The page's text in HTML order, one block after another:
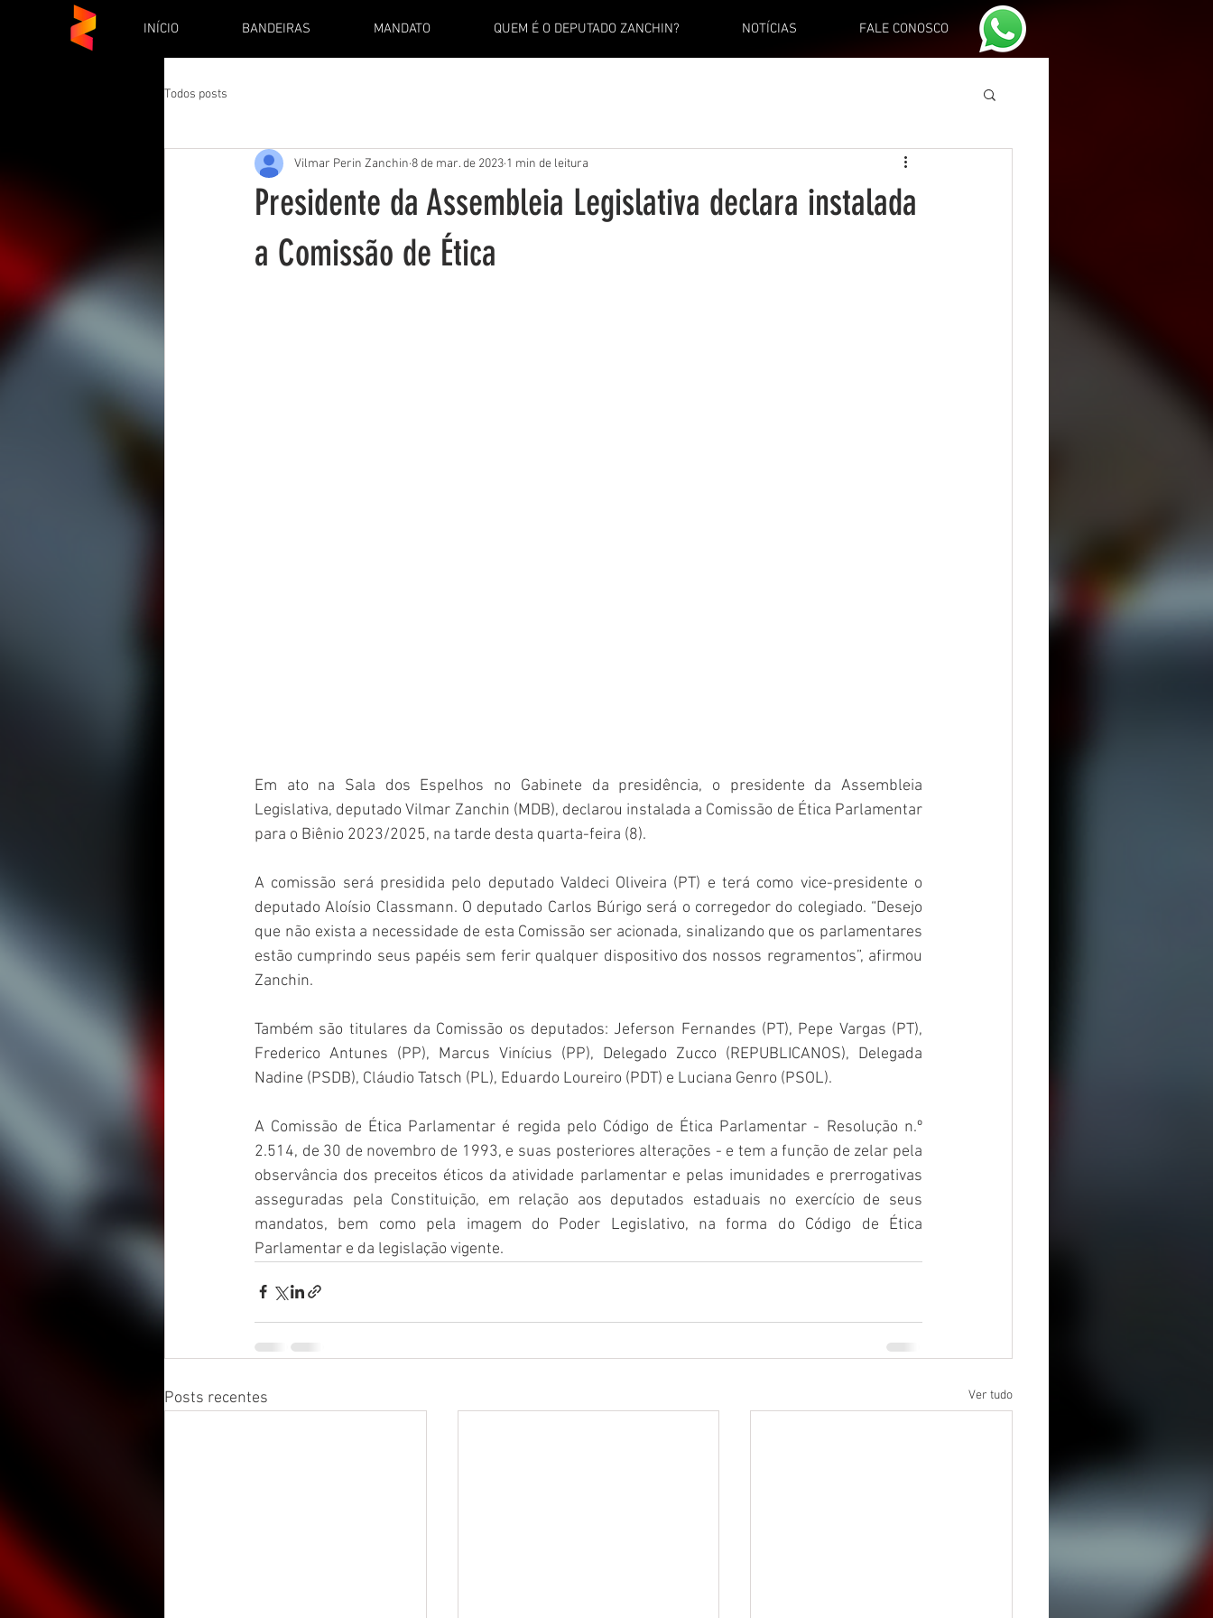
INÍCIO BANDEIRAS MANDATO QUEM É O DEPUTADO ZANCHIN? NOTÍCIAS FALE CONOSCO
Todos posts
Presidente da Assembleia Legislativa declara instalada
a Comissão de Ética
Vilmar Perin Zanchin 8 de mar. de 2023 1 min de leitura
Em ato na Sala dos Espelhos no Gabinete da presidência, o presidente da Assembleia
Legislativa, deputado Vilmar Zanchin (MDB), declarou instalada a Comissão de Ética Parlamentar
para o Biênio 2023/2025, na tarde desta quarta-feira (8).
A comissão será presidida pelo deputado Valdeci Oliveira (PT) e terá como vice-presidente o
deputado Aloísio Classmann. O deputado Carlos Búrigo será o corregedor do colegiado. “Desejo
que não exista a necessidade de esta Comissão ser acionada, sinalizando que os parlamentares
estão cumprindo seus papéis sem ferir qualquer dispositivo dos nossos regramentos”, afirmou
Zanchin.
Também são titulares da Comissão os deputados: Jeferson Fernandes (PT), Pepe Vargas (PT),
Frederico Antunes (PP), Marcus Vinícius (PP), Delegado Zucco (REPUBLICANOS), Delegada
Nadine (PSDB), Cláudio Tatsch (PL), Eduardo Loureiro (PDT) e Luciana Genro (PSOL).
A Comissão de Ética Parlamentar é regida pelo Código de Ética Parlamentar - Resolução n.º
2.514, de 30 de novembro de 1993, e suas posteriores alterações - e tem a função de zelar pela
observância dos preceitos éticos da atividade parlamentar e pelas imunidades e prerrogativas
asseguradas pela Constituição, em relação aos deputados estaduais no exercício de seus
mandatos, bem como pela imagem do Poder Legislativo, na forma do Código de Ética
Parlamentar e da legislação vigente.
Posts recentes Ver tudo